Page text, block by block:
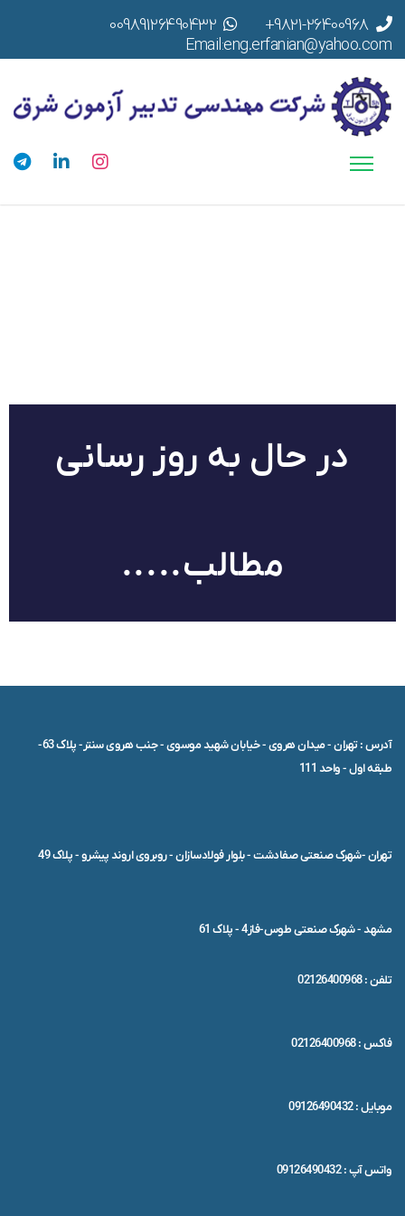
9821-26400968+
00989126490432
Email:eng.erfanian@yahoo.com
در حال به روز رسانی
مطالب.....
آدرس : تهران - میدان هروی - خیابان شهید موسوی - جنب هروی سنتر- پلاک 63-
طبقه اول - واحد 111
تهران -شهرک صنعتی صفادشت - بلوار فولادسازان - روبروی اروند پیشرو - پلاک 49
مشهد - شهرک صنعتی طوس-فاز4 - پلاک 61
تلفن : 02126400968
فاکس : 02126400968
موبایل : 09126490432
واتس آپ : 09126490432